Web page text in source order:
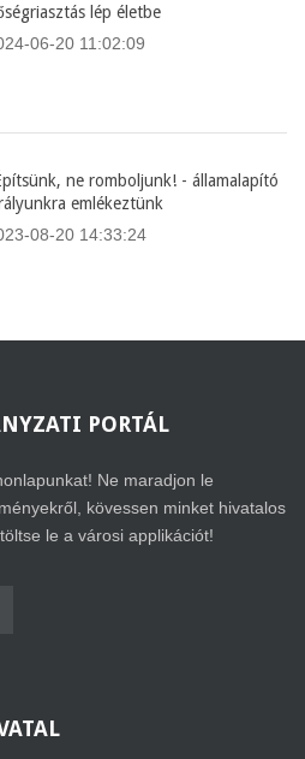
lép életbe
06-20 11:02:09
ne romboljunk! - államalapító
emlékeztünk
08-20 14:33:24
PORTÁL
Ne maradjon le
kövessen minket hivatalos
le a városi applikációt!